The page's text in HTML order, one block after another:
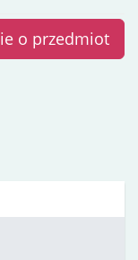
o przedmiot